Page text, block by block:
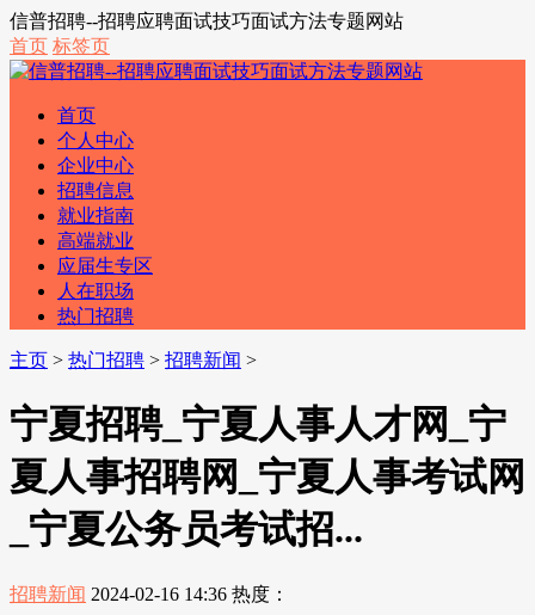
信普招聘--招聘应聘面试技巧面试方法专题网站
首页 标签页
首页
个人中心
企业中心
招聘信息
就业指南
高端就业
应届生专区
人在职场
热门招聘
主页 > 热门招聘 > 招聘新闻 >
宁夏招聘_宁夏人事人才网_宁
夏人事招聘网_宁夏人事考试网
_宁夏公务员考试招...
招聘新闻 2024-02-16 14:36 热度：